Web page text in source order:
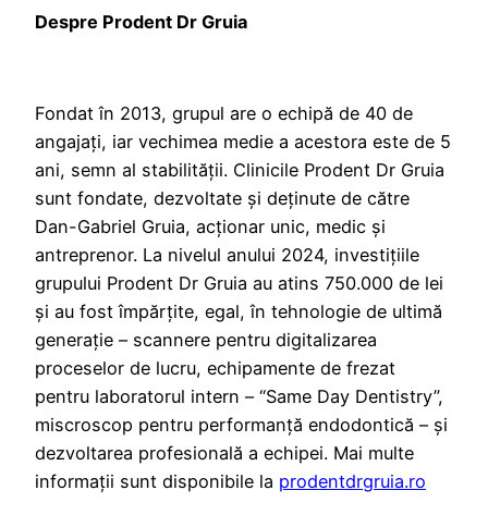
Despre Prodent Dr Gruia
Fondat în 2013, grupul are o echipă de 40 de
angajați, iar vechimea medie a acestora este de 5
ani, semn al stabilității. Clinicile Prodent Dr Gruia
sunt fondate, dezvoltate și deținute de către
Dan-Gabriel Gruia, acționar unic, medic și
antreprenor. La nivelul anului 2024, investițiile
grupului Prodent Dr Gruia au atins 750.000 de lei
și au fost împărțite, egal, în tehnologie de ultimă
generație – scannere pentru digitalizarea
proceselor de lucru, echipamente de frezat
pentru laboratorul intern – “Same Day Dentistry”,
miscroscop pentru performanță endodontică – și
dezvoltarea profesională a echipei. Mai multe
informații sunt disponibile la prodentdrgruia.ro